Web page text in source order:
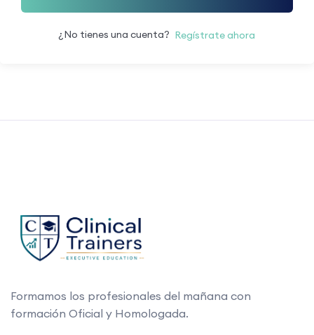
¿No tienes una cuenta? Regístrate ahora
Formamos los profesionales del mañana con
formación Oficial y Homologada.